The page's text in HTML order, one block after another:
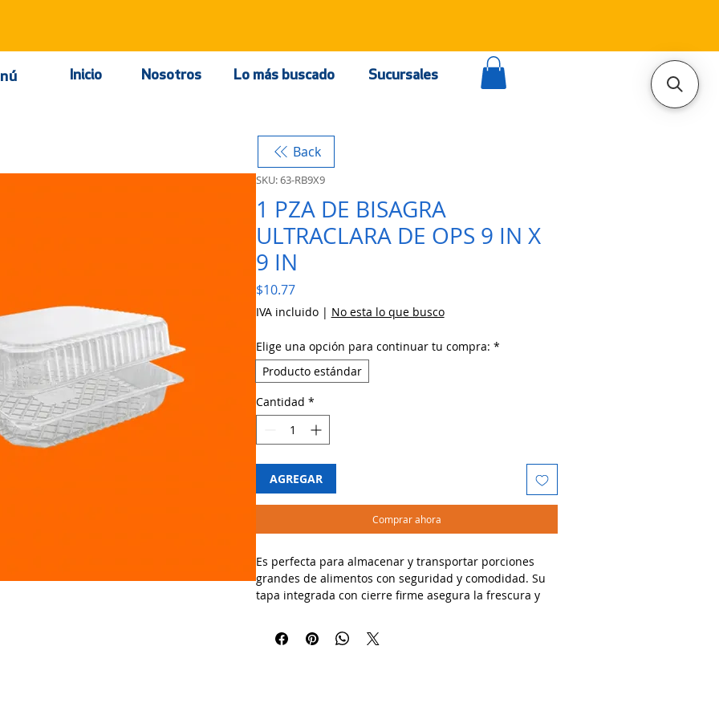
Inicio Nosotros Lo más buscado Sucursales
Back
SKU: 63-RB9X9
1 PZA DE BISAGRA
ULTRACLARA DE OPS 9 IN X
9 IN
$10.77Precio
IVA incluido| No esta lo que busco
Elige una opción para continuar tu compra: *
Producto estándar
Cantidad *
AGREGAR
Comprar ahora
Es perfecta para almacenar y transportar porciones
grandes de alimentos con seguridad y comodidad. Su
tapa integrada con cierre firme asegura la frescura y
permite exhibir el contenido de forma atractiva.